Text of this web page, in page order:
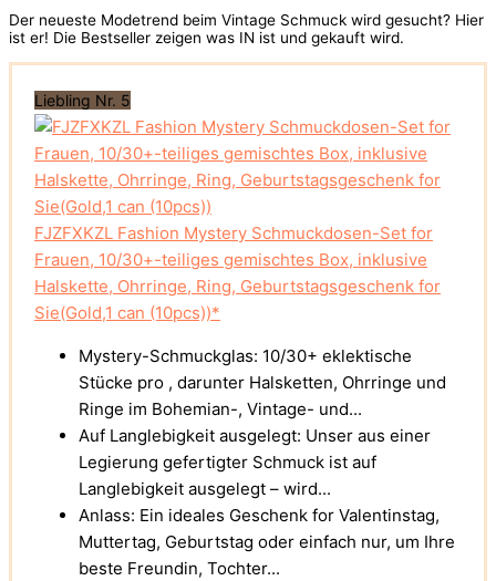
Der neueste Modetrend beim Vintage Schmuck wird gesucht? Hier
ist er! Die Bestseller zeigen was IN ist und gekauft wird.
Liebling Nr. 5
FJZFXKZL Fashion Mystery Schmuckdosen-Set for
Frauen, 10/30+-teiliges gemischtes Box, inklusive
Halskette, Ohrringe, Ring, Geburtstagsgeschenk for
Sie(Gold,1 can (10pcs))*
Mystery-Schmuckglas: 10/30+ eklektische
Stücke pro , darunter Halsketten, Ohrringe und
Ringe im Bohemian-, Vintage- und...
Auf Langlebigkeit ausgelegt: Unser aus einer
Legierung gefertigter Schmuck ist auf
Langlebigkeit ausgelegt – wird...
Anlass: Ein ideales Geschenk for Valentinstag,
Muttertag, Geburtstag oder einfach nur, um Ihre
beste Freundin, Tochter...